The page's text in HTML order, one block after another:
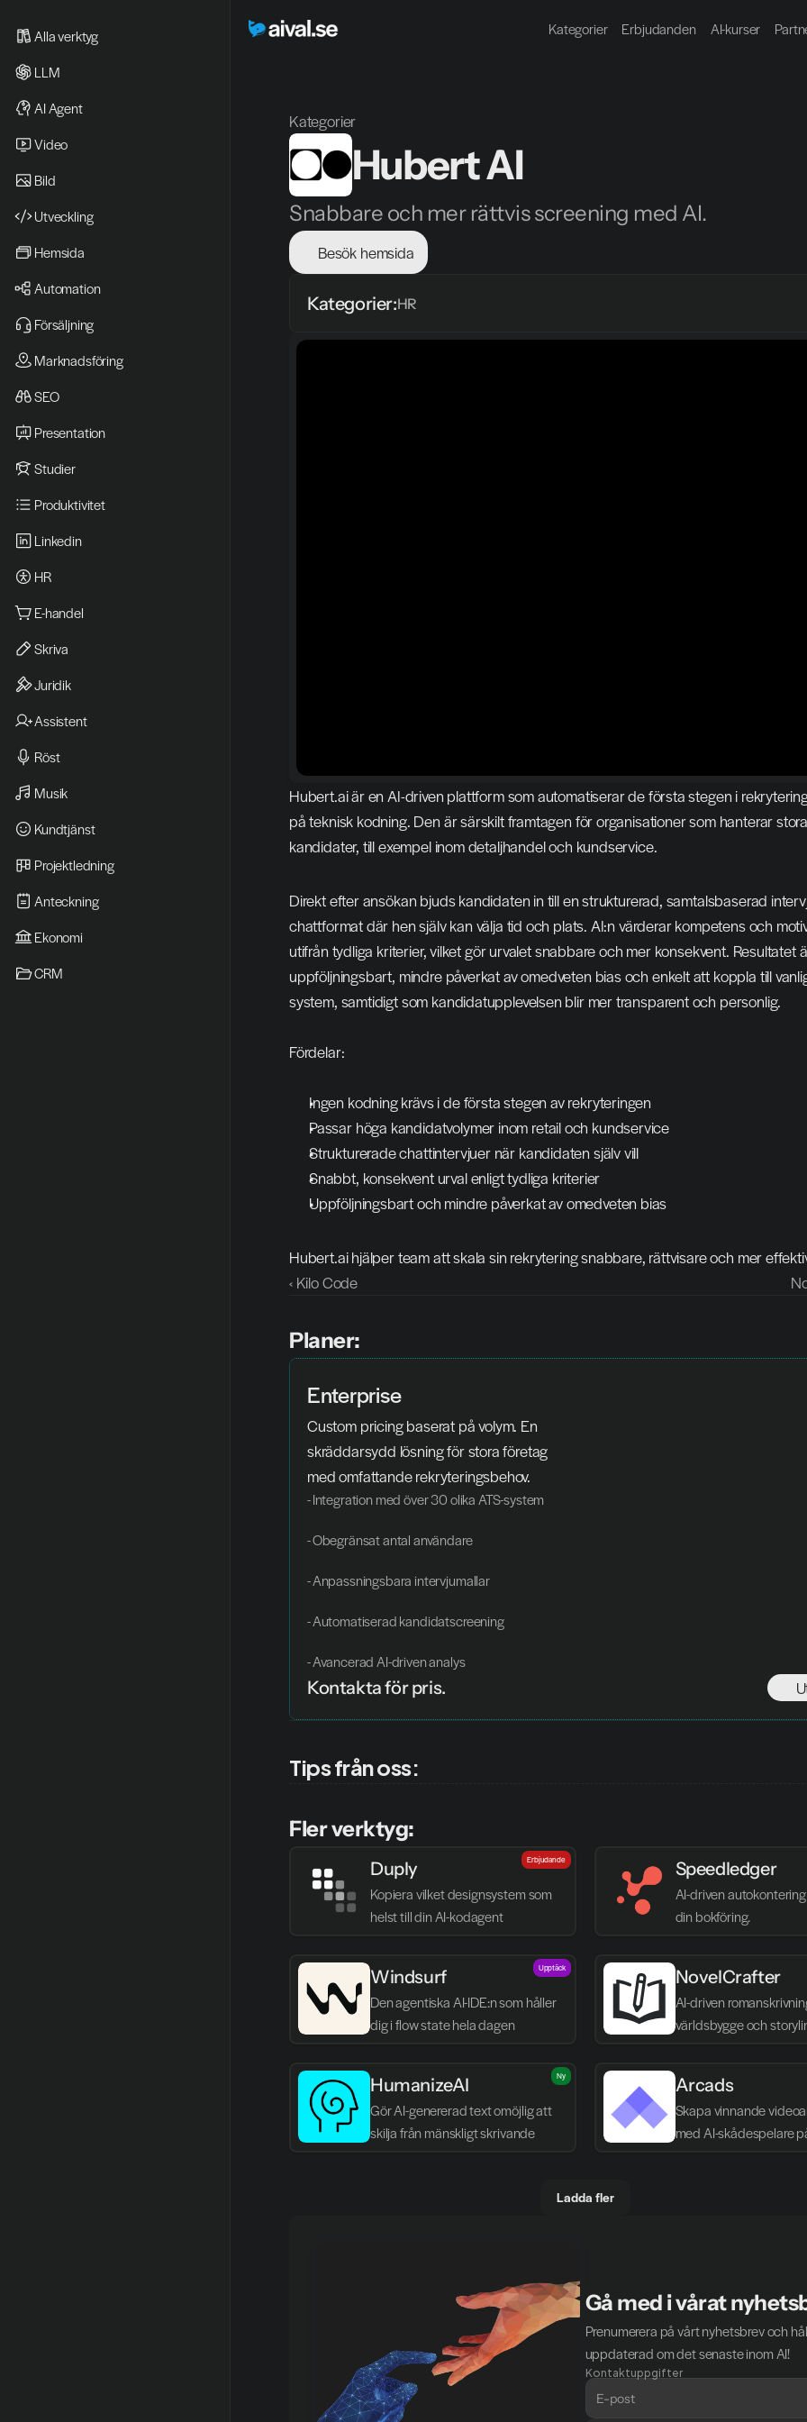
Kategorier Erbjudanden AI-kurser
Alla verktyg
LLM
AI Agent
Video
Bild
Utveckling
Hemsida
Automation
Försäljning
Marknadsföring
SEO
Presentation
Studier
Produktivitet
Linkedin
HR
E-handel
Skriva
Juridik
Assistent
Röst
Musik
Kundtjänst
Projektledning
Anteckning
Ekonomi
CRM
Kategorier
Hubert AI
Snabbare och mer rättvis screening med AI.
Besök hemsida
Kategorier:HR
Hubert.ai är en AI-driven plattform som automatiserar de första stegen i
på teknisk kodning. Den är särskilt framtagen för organisationer som hanterar
kandidater, till exempel inom detaljhandel och kundservice.
Direkt efter ansökan bjuds kandidaten in till en strukturerad, samtalsbaserad
chattformat där hen själv kan välja tid och plats. AI:n värderar kompetens och
utifrån tydliga kriterier, vilket gör urvalet snabbare och mer konsekvent. Resultatet
uppföljningsbart, mindre påverkat av omedveten bias och enkelt att koppla till
system, samtidigt som kandidatupplevelsen blir mer transparent och personlig.
Fördelar:
Ingen kodning krävs i de första stegen av rekryteringen
Passar höga kandidatvolymer inom retail och kundservice
Strukturerade chattintervjuer när kandidaten själv vill
Snabbt, konsekvent urval enligt tydliga kriterier
Uppföljningsbart och mindre påverkat av omedveten bias
Hubert.ai hjälper team att skala sin rekrytering snabbare, rättvisare och mer
‹ Kilo Code
Planer:
Enterprise
Custom pricing baserat på volym. En
skräddarsydd lösning för stora företag
med omfattande rekryteringsbehov.
- Integration med över 30 olika ATS-system
- Obegränsat antal användare
- Anpassningsbara intervjumallar
- Automatiserad kandidatscreening
- Avancerad AI-driven analys
Kontakta för pris.
Tips från oss:
Fler verktyg:
Duply
Kopiera vilket designsystem som
helst till din AI-kodagent
Erbjudande Speedledger
AI-driven
din bokföring.
Windsurf
Den agentiska AI-IDE:n som håller
dig i flow state hela dagen
Upptäck NovelCrafter
AI-driven
världsbygge och
HumanizeAI
Gör AI-genererad text omöjlig att
skilja från mänskligt skrivande
Ny Arcads
Skapa vinnande
med AI-skådespelare
Ladda fler
Gå med i vårat
Prenumerera på vårt nyhetsbrev och
uppdaterad om det senaste inom AI!
Kontaktuppgifter